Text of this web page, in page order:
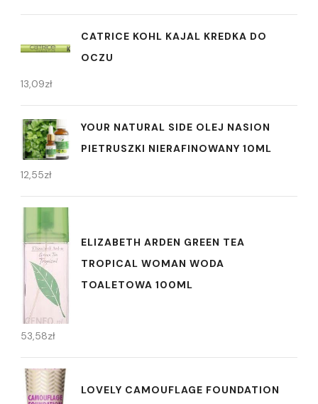
CATRICE KOHL KAJAL KREDKA DO
OCZU
13,09zł
YOUR NATURAL SIDE OLEJ NASION
PIETRUSZKI NIERAFINOWANY 10ML
12,55zł
ELIZABETH ARDEN GREEN TEA
TROPICAL WOMAN WODA
TOALETOWA 100ML
53,58zł
LOVELY CAMOUFLAGE FOUNDATION